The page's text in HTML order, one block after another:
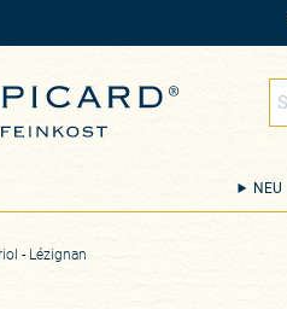
NEU
- Lézignan